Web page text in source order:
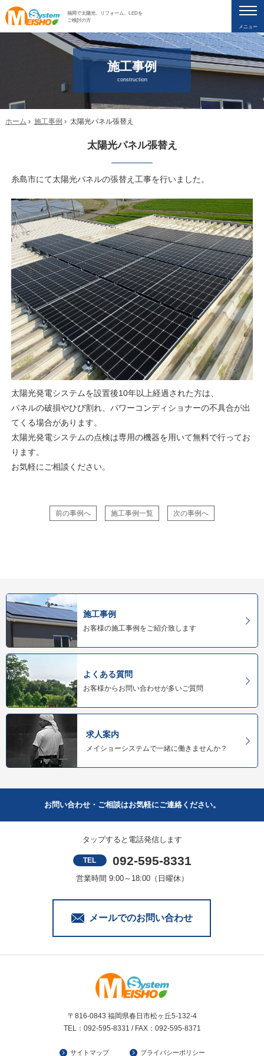
福岡で太陽光、リフォーム、LEDを
ご検討の方
メニュー
施工事例
construction
ホーム › 施工事例 › 太陽光パネル張替え
太陽光パネル張替え
糸島市にて太陽光パネルの張替え工事を行いました。
太陽光発電システムを設置後10年以上経過された方は、
パネルの破損やひび割れ、パワーコンディショナーの不具合が出
てくる場合があります。
太陽光発電システムの点検は専用の機器を用いて無料で行ってお
ります。
お気軽にご相談ください。
前の事例へ 施工事例一覧 次の事例へ
施工事例
お客様の施工事例をご紹介致します
よくある質問
お客様からお問い合わせが多いご質問
求人案内
メイショーシステムで一緒に働きませんか？
お問い合わせ・ご相談はお気軽にご連絡ください。
タップすると電話発信します
TEL 092-595-8331
営業時間 9:00～18:00（日曜休）
メールでのお問い合わせ
〒816-0843 福岡県春日市松ヶ丘5-132-4
TEL：092-595-8331 / FAX：092-595-8371
サイトマップ プライバシーポリシー